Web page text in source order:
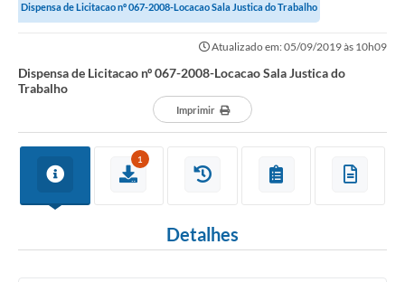
Transparência
Turismo
Ouvidoria
A Prefeitura
Editais
Dispensa de Licitacao nº 067-2008-Locacao Sala Justica do Trabalho
Atualizado em: 05/09/2019 às 10h09
Dispensa de Licitacao nº 067-2008-Locacao Sala Justica do
Trabalho
Imprimir
1
Detalhes